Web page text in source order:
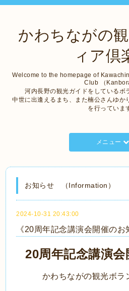
かわちながの
ィア倶
Welcome to the homepage of
Club （
河内長野の観光ガイドをしているボ
中世に出逢えるまち、また楠公さんゆか
を行っていま
メニュー
お知らせ （Information）
2024-10-31 20:43:00
《20周年記念講演会開催のお
20周年記念講演
かわちながの観光ボラ